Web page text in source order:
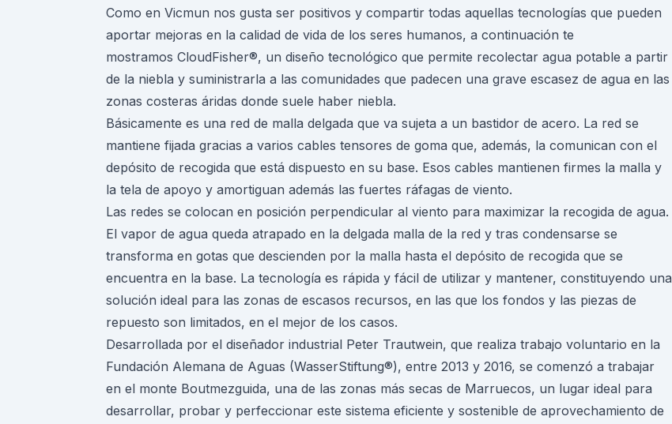
Como en Vicmun nos gusta ser positivos y compartir todas aquellas tecnologías que pueden
aportar mejoras en la calidad de vida de los seres humanos, a continuación te
mostramos CloudFisher®, un diseño tecnológico que permite recolectar agua potable a partir
de la niebla y suministrarla a las comunidades que padecen una grave escasez de agua en las
zonas costeras áridas donde suele haber niebla.
Básicamente es una red de malla delgada que va sujeta a un bastidor de acero. La red se
mantiene fijada gracias a varios cables tensores de goma que, además, la comunican con el
depósito de recogida que está dispuesto en su base. Esos cables mantienen firmes la malla y
la tela de apoyo y amortiguan además las fuertes ráfagas de viento.
Las redes se colocan en posición perpendicular al viento para maximizar la recogida de agua.
El vapor de agua queda atrapado en la delgada malla de la red y tras condensarse se
transforma en gotas que descienden por la malla hasta el depósito de recogida que se
encuentra en la base. La tecnología es rápida y fácil de utilizar y mantener, constituyendo una
solución ideal para las zonas de escasos recursos, en las que los fondos y las piezas de
repuesto son limitados, en el mejor de los casos.
Desarrollada por el diseñador industrial Peter Trautwein, que realiza trabajo voluntario en la
Fundación Alemana de Aguas (WasserStiftung®), entre 2013 y 2016, se comenzó a trabajar
en el monte Boutmezguida, una de las zonas más secas de Marruecos, un lugar ideal para
desarrollar, probar y perfeccionar este sistema eficiente y sostenible de aprovechamiento de